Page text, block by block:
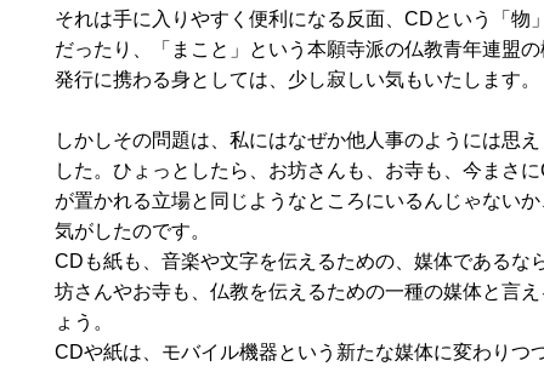
それは手に入りやすく便利になる反面、CDという「物
だったり、「まこと」という本願寺派の仏教青年連盟
発行に携わる身としては、少し寂しい気もいたします。
しかしその問題は、私にはなぜか他人事のようには思
した。ひょっとしたら、お坊さんも、お寺も、今まさ
が置かれる立場と同じようなところにいるんじゃない
気がしたのです。
CDも紙も、音楽や文字を伝えるための、媒体であるな
坊さんやお寺も、仏教を伝えるための一種の媒体と言
ょう。
CDや紙は、モバイル機器という新たな媒体に変わりつ